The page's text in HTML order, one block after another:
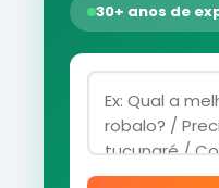
30+ anos de